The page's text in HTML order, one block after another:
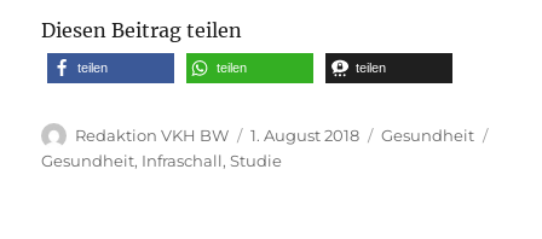
Diesen Beitrag teilen
teilen teilen teilen
Autor
Redaktion VKH BW
Veröffentlicht
am
1. August 2018 Kategorien
Gesundheit
Gesundheit, Infraschall,Studie